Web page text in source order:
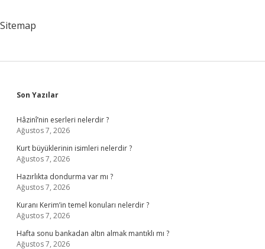
Sitemap
Sidebar
Son Yazılar
Hâzinî’nin eserleri nelerdir ?
Ağustos 7, 2026
Kurt büyüklerinin isimleri nelerdir ?
Ağustos 7, 2026
Hazırlıkta dondurma var mı ?
Ağustos 7, 2026
Kuranı Kerim’in temel konuları nelerdir ?
Ağustos 7, 2026
Hafta sonu bankadan altın almak mantıklı mı ?
Ağustos 7, 2026